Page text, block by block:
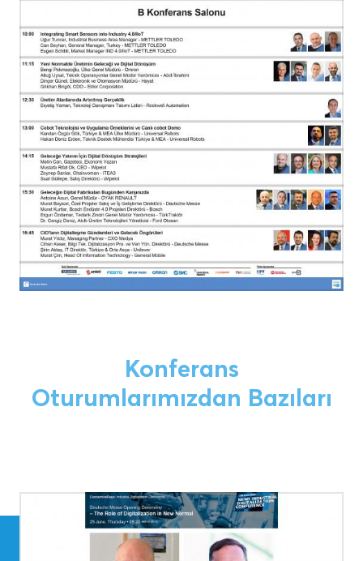
Konferans
Oturumlarımızdan Bazıları